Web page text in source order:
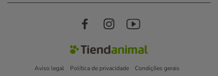
Aviso legal Política de privacidade Condições gerais